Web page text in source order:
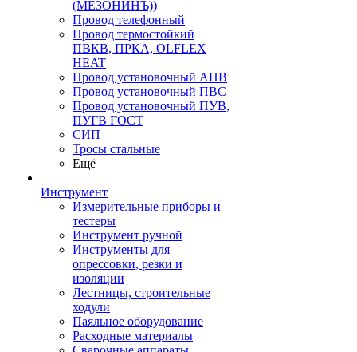
(МЕЗОНИНЪ))
Провод телефонный
Провод термостойкий
ПВКВ, ПРКА, OLFLEX
HEAT
Провод установочный АПВ
Провод установочный ПВС
Провод установочный ПУВ,
ПУГВ ГОСТ
СИП
Тросы стальные
Ещё
Инструмент
Измерительные приборы и
тестеры
Инструмент ручной
Инструменты для
опрессовки, резки и
изоляции
Лестницы, строительные
ходули
Паяльное оборудование
Расходные материалы